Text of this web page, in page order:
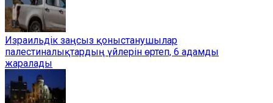
Израильдік заңсыз қоныстанушылар
палестиналықтардың үйлерін өртеп, 6 адамды
жаралады